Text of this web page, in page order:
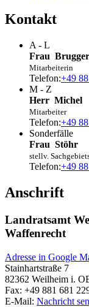
Kontakt
A - L
Frau Brugger
Mitarbeiterin
Telefon:+49
M - Z
Herr Michel
Mitarbeiter
Telefon:+49
Sonderfälle
Frau Stöhr
stellv.
Telefon:+49
Anschrift
Landratsamt
Waffenrecht
Adresse in Google
Stainhartstraße 7
82362 Weilheim i.
Fax: +49 881 681
E-Mail: Nachricht